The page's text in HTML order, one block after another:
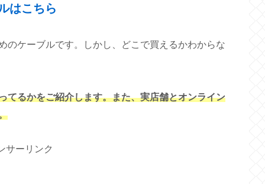
はこちら
のケーブルです。しかし、どこで買えるかわからな
てるかをご紹介します。また、実店舗とオンライン
サーリンク